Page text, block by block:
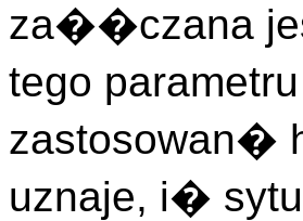
za��czana
tego
zastosowan�
uznaje, i�